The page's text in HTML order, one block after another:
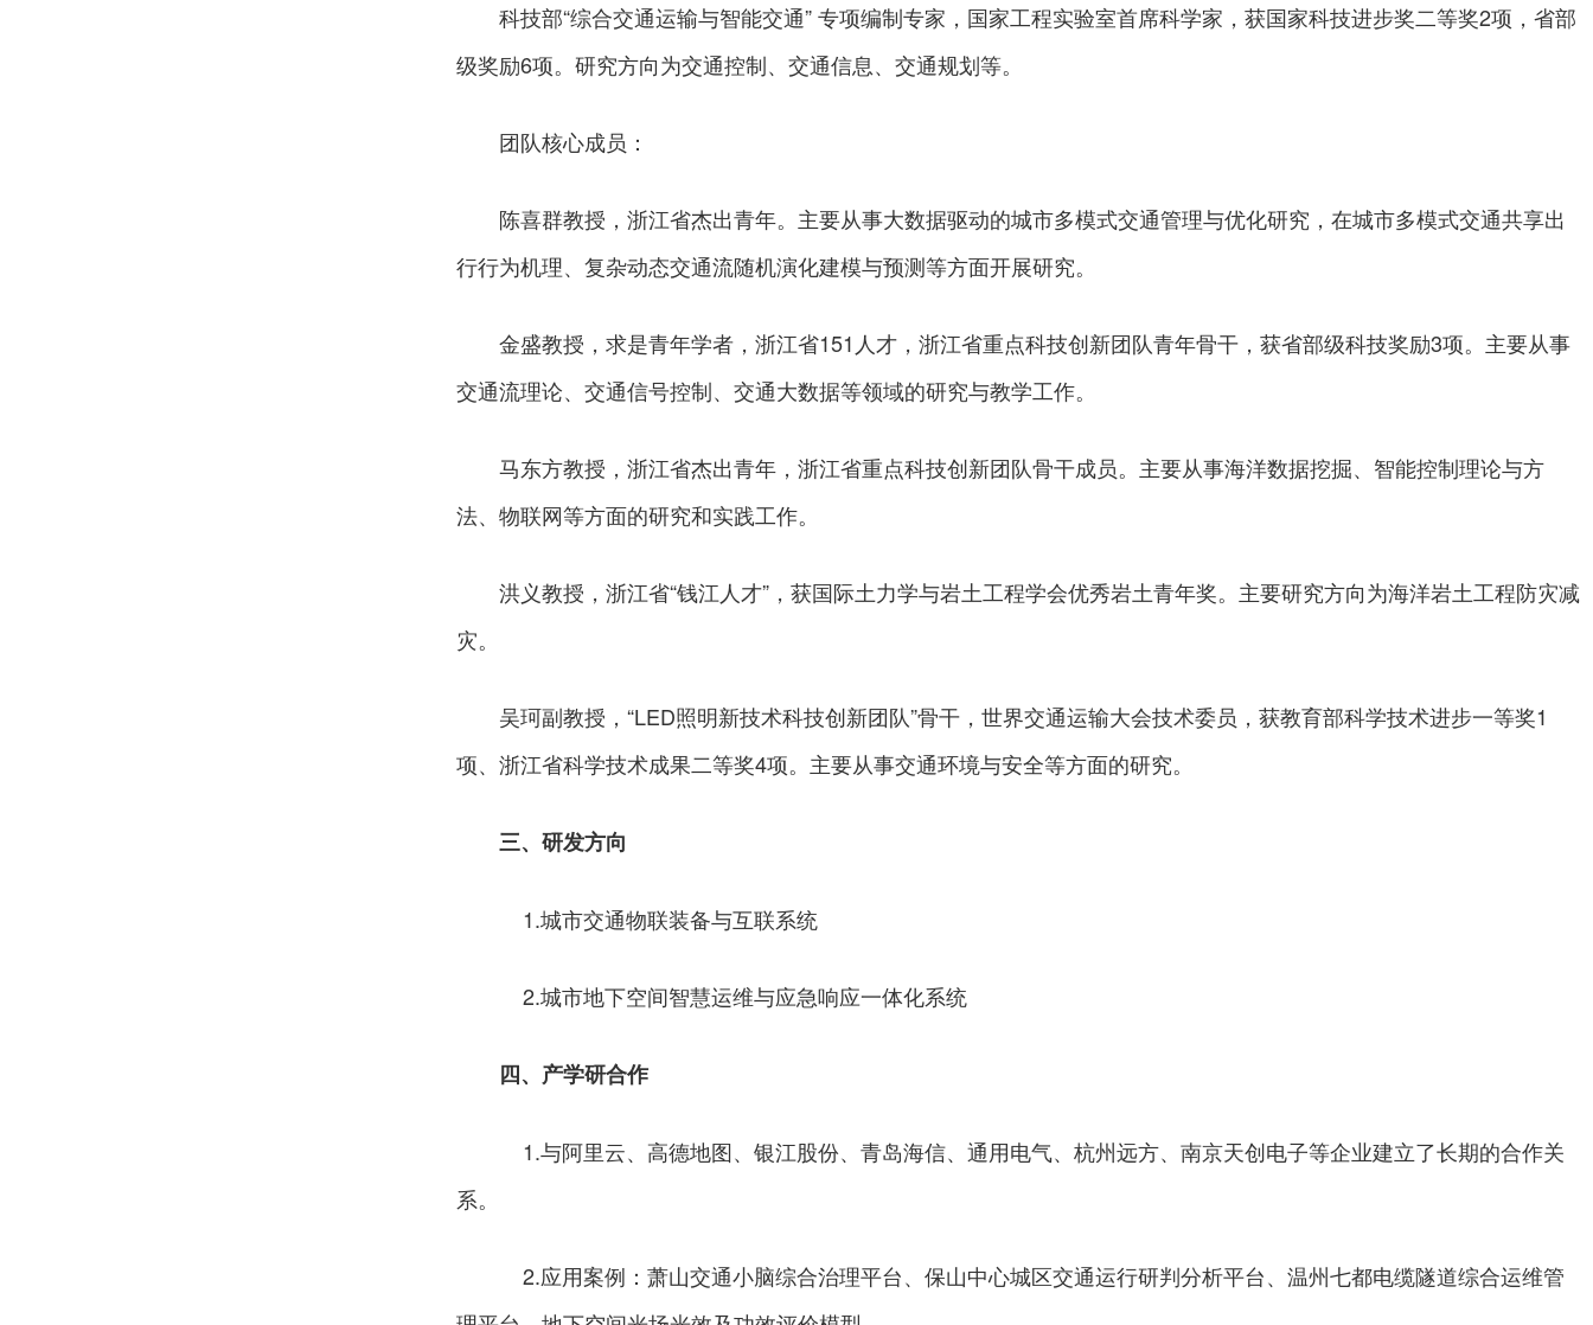
科技部“综合交通运输与智能交通” 专项编制专家，国家工程实验室首席科学家，获国家科技进步奖二等奖2项，省部
级奖励6项。研究方向为交通控制、交通信息、交通规划等。
团队核心成员：
陈喜群教授，浙江省杰出青年。主要从事大数据驱动的城市多模式交通管理与优化研究，在城市多模式交通共享出
行行为机理、复杂动态交通流随机演化建模与预测等方面开展研究。
金盛教授，求是青年学者，浙江省151人才，浙江省重点科技创新团队青年骨干，获省部级科技奖励3项。主要从事
交通流理论、交通信号控制、交通大数据等领域的研究与教学工作。
马东方教授，浙江省杰出青年，浙江省重点科技创新团队骨干成员。主要从事海洋数据挖掘、智能控制理论与方
法、物联网等方面的研究和实践工作。
洪义教授，浙江省“钱江人才”，获国际土力学与岩土工程学会优秀岩土青年奖。主要研究方向为海洋岩土工程防灾减
灾。
吴珂副教授，“LED照明新技术科技创新团队”骨干，世界交通运输大会技术委员，获教育部科学技术进步一等奖1
项、浙江省科学技术成果二等奖4项。主要从事交通环境与安全等方面的研究。
三、研发方向
1.城市交通物联装备与互联系统
2.城市地下空间智慧运维与应急响应一体化系统
四、产学研合作
1.与阿里云、高德地图、银江股份、青岛海信、通用电气、杭州远方、南京天创电子等企业建立了长期的合作关
系。
2.应用案例：萧山交通小脑综合治理平台、保山中心城区交通运行研判分析平台、温州七都电缆隧道综合运维管